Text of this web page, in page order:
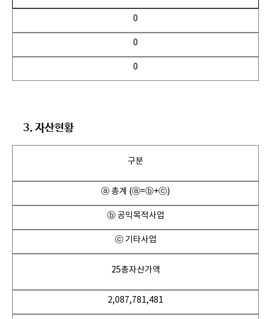
0
0
0
3. 자산현황
구분
ⓐ 총계 (ⓐ=ⓑ+ⓒ)
ⓑ 공익목적사업
ⓒ 기타사업
25총자산가액
2,087,781,481